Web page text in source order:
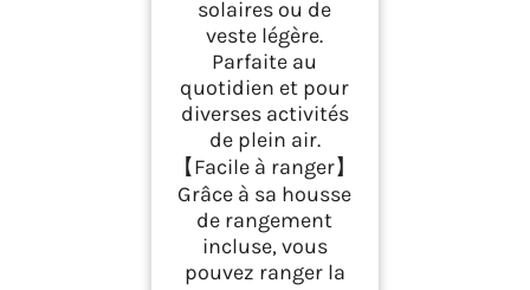
solaires ou de
veste légère.
Parfaite au
quotidien et pour
diverses activités
de plein air.
【Facile à ranger】
Grâce à sa housse
de rangement
incluse, vous
pouvez ranger la